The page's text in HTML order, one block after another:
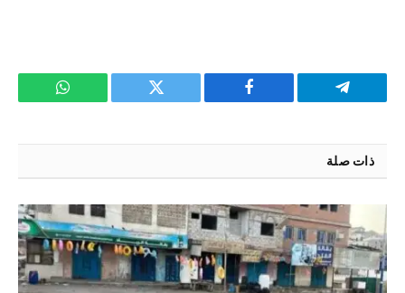
تيلقرام فيسبوك تويتر واتساب
ذات صلة